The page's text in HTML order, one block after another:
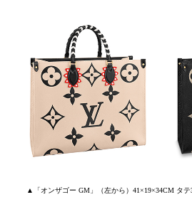
▲「オンザゴー GM」（左から）41×19×34CM タテ